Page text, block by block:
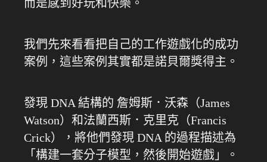
而是感到好玩和快樂。
我們先來看看把自己的工作遊戲化的成功
案例，這些案例其實都是諾貝爾獎得主。
發現 DNA 結構的 詹姆斯．沃森（James
Watson）和法蘭西斯．克里克（Francis
Crick），將他們發現 DNA 的過程描述為
「構建一套分子模型，然後開始遊戲」。